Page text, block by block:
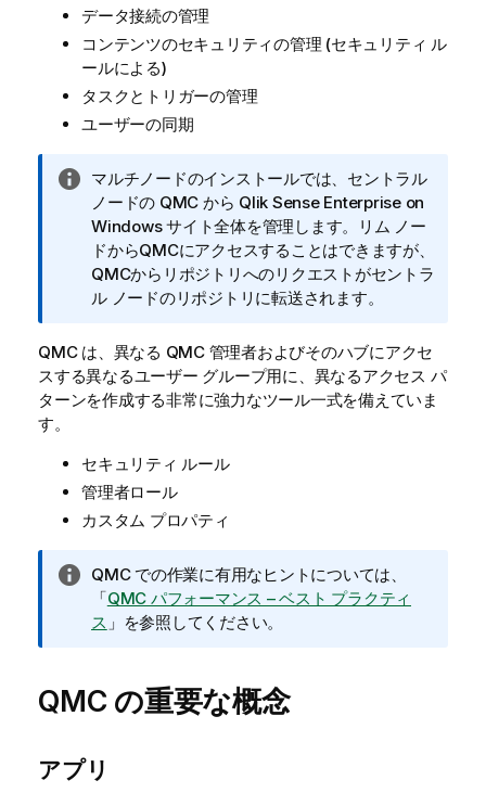
データ接続の管理
コンテンツのセキュリティの管理 (セキュリティ ル
ールによる)
タスクとトリガーの管理
ユーザーの同期
情
報
メ
モ
マルチノードのインストールでは、セントラル
ノードの QMC から Qlik Sense Enterprise on
Windowsサイト全体を管理します。リム ノー
ドからQMCにアクセスすることはできますが、
QMCからリポジトリへのリクエストがセントラ
ル ノードのリポジトリに転送されます。
QMCは、異なる QMC管理者およびそのハブにアクセ
スする異なるユーザー グループ用に、異なるアクセス パ
ターンを作成する非常に強力なツール一式を備えていま
す。
セキュリティ ルール
管理者ロール
カスタム プロパティ
情
報
メ
QMCでの作業に有用なヒントについては、
「QMC パフォーマンス – ベスト プラクティ
ス 」を参照してください。
QMC の重要な概念
アプリ